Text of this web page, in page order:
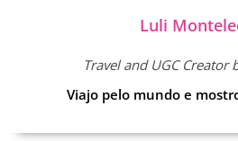
Luli
Travel and UGC Creator
Viajo pelo mundo e